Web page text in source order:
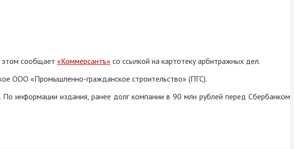
этом сообщает «Коммерсантъ» со ссылкой на картотеку арбитражных дел.
ООО «Промышленно-гражданское строительство» (ПГС).
информации издания, ранее долг компании в 90 млн рублей перед Сбербанком